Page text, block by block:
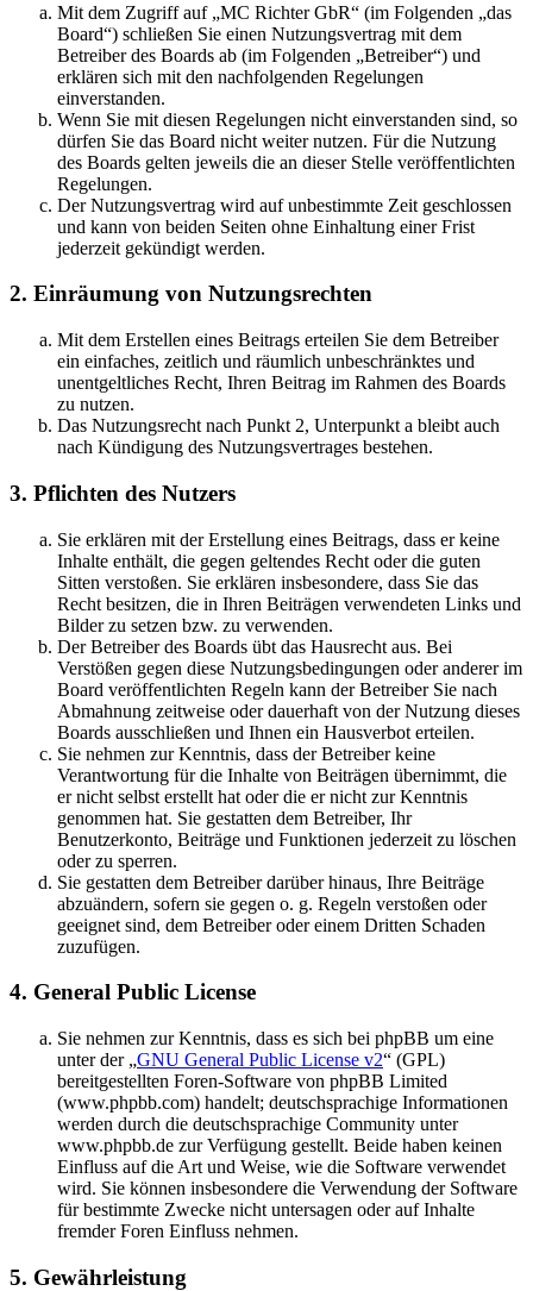
Mit dem Zugriff auf „MC Richter GbR“ (im Folgenden „das
Board“) schließen Sie einen Nutzungsvertrag mit dem
Betreiber des Boards ab (im Folgenden „Betreiber“) und
erklären sich mit den nachfolgenden Regelungen
einverstanden.
Wenn Sie mit diesen Regelungen nicht einverstanden sind, so
dürfen Sie das Board nicht weiter nutzen. Für die Nutzung
des Boards gelten jeweils die an dieser Stelle veröffentlichten
Regelungen.
Der Nutzungsvertrag wird auf unbestimmte Zeit geschlossen
und kann von beiden Seiten ohne Einhaltung einer Frist
jederzeit gekündigt werden.
2. Einräumung von Nutzungsrechten
Mit dem Erstellen eines Beitrags erteilen Sie dem Betreiber
ein einfaches, zeitlich und räumlich unbeschränktes und
unentgeltliches Recht, Ihren Beitrag im Rahmen des Boards
zu nutzen.
Das Nutzungsrecht nach Punkt 2, Unterpunkt a bleibt auch
nach Kündigung des Nutzungsvertrages bestehen.
3. Pflichten des Nutzers
Sie erklären mit der Erstellung eines Beitrags, dass er keine
Inhalte enthält, die gegen geltendes Recht oder die guten
Sitten verstoßen. Sie erklären insbesondere, dass Sie das
Recht besitzen, die in Ihren Beiträgen verwendeten Links und
Bilder zu setzen bzw. zu verwenden.
Der Betreiber des Boards übt das Hausrecht aus. Bei
Verstößen gegen diese Nutzungsbedingungen oder anderer im
Board veröffentlichten Regeln kann der Betreiber Sie nach
Abmahnung zeitweise oder dauerhaft von der Nutzung dieses
Boards ausschließen und Ihnen ein Hausverbot erteilen.
Sie nehmen zur Kenntnis, dass der Betreiber keine
Verantwortung für die Inhalte von Beiträgen übernimmt, die
er nicht selbst erstellt hat oder die er nicht zur Kenntnis
genommen hat. Sie gestatten dem Betreiber, Ihr
Benutzerkonto, Beiträge und Funktionen jederzeit zu löschen
oder zu sperren.
Sie gestatten dem Betreiber darüber hinaus, Ihre Beiträge
abzuändern, sofern sie gegen o. g. Regeln verstoßen oder
geeignet sind, dem Betreiber oder einem Dritten Schaden
zuzufügen.
4. General Public License
Sie nehmen zur Kenntnis, dass es sich bei phpBB um eine
unter der „GNU General Public License v2“ (GPL)
bereitgestellten Foren-Software von phpBB Limited
(www.phpbb.com) handelt; deutschsprachige Informationen
werden durch die deutschsprachige Community unter
www.phpbb.de zur Verfügung gestellt. Beide haben keinen
Einfluss auf die Art und Weise, wie die Software verwendet
wird. Sie können insbesondere die Verwendung der Software
für bestimmte Zwecke nicht untersagen oder auf Inhalte
fremder Foren Einfluss nehmen.
5. Gewährleistung